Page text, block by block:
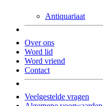
Antiquariaat
Over ons
Word lid
Word vriend
Contact
Veelgestelde vragen